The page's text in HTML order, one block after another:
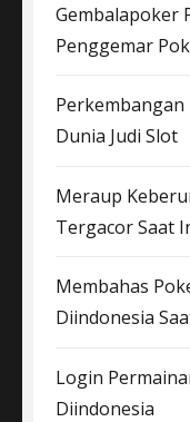
Gembalapoker
Penggemar
Perkembangan
Dunia Judi Slot
Meraup
Tergacor Saat
Membahas
Diindonesia
Login
Diindonesia